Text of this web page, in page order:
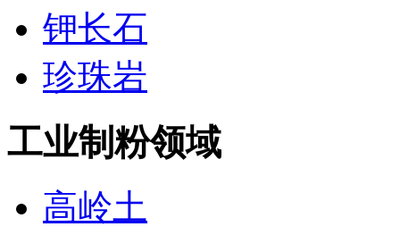
钾长石
珍珠岩
工业制粉领域
高岭土